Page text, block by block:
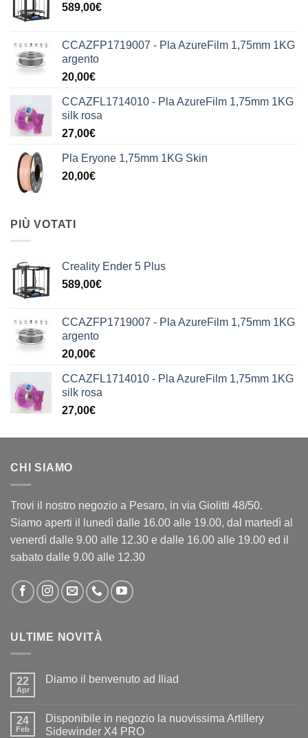
589,00€
CCAZFP1719007 - Pla AzureFilm 1,75mm 1KG
argento
20,00€
CCAZFL1714010 - Pla AzureFilm 1,75mm 1KG
silk rosa
27,00€
Pla Eryone 1,75mm 1KG Skin
20,00€
PIÙ VOTATI
Creality Ender 5 Plus
589,00€
CCAZFP1719007 - Pla AzureFilm 1,75mm 1KG
argento
20,00€
CCAZFL1714010 - Pla AzureFilm 1,75mm 1KG
silk rosa
27,00€
CHI SIAMO
Trovi il nostro negozio a Pesaro, in via Giolitti 48/50.
Siamo aperti il lunedì dalle 16.00 alle 19.00, dal martedì al
venerdì dalle 9.00 alle 12.30 e dalle 16.00 alle 19.00 ed il
sabato dalle 9.00 alle 12.30
ULTIME NOVITÀ
22
Apr
Diamo il benvenuto ad Iliad
Diamo
il
24
Feb
Disponibile in negozio la nuovissima Artillery
Sidewinder X4 PRO